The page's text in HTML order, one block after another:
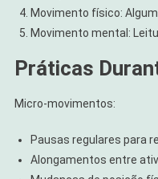
Movimento físico:
Movimento mental:
Práticas
Micro-movimentos:
Pausas regulares para
Alongamentos entre